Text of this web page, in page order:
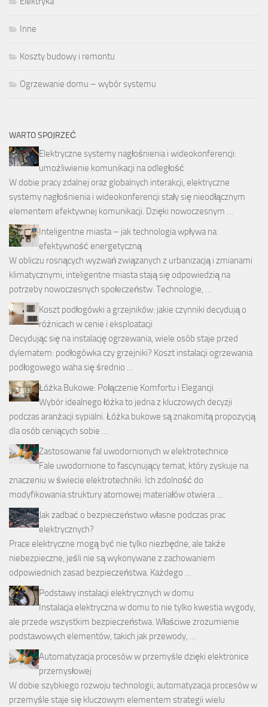
Inne
Koszty budowy i remontu
Ogrzewanie domu – wybór systemu
WARTO SPOJRZEĆ
Elektryczne systemy nagłośnienia i wideokonferencji:
umożliwienie komunikacji na odległość
W dobie pracy zdalnej oraz globalnych interakcji, elektryczne
systemy nagłośnienia i wideokonferencji stały się nieodłącznym
elementem efektywnej komunikacji. Dzięki nowoczesnym …
Inteligentne miasta – jak technologia wpływa na
efektywność energetyczną
W obliczu rosnących wyzwań związanych z urbanizacją i zmianami
klimatycznymi, inteligentne miasta stają się odpowiedzią na
potrzeby nowoczesnych społeczeństw. Technologie, …
Koszt podłogówki a grzejników: jakie czynniki decydują o
różnicach w cenie i eksploatacji
Decydując się na instalację ogrzewania, wiele osób staje przed
dylematem: podłogówka czy grzejniki? Koszt instalacji ogrzewania
podłogowego waha się średnio …
Łóżka Bukowe: Połączenie Komfortu i Elegancji
Wybór idealnego łóżka to jedna z kluczowych decyzji
podczas aranżacji sypialni. Łóżka bukowe są znakomitą propozycją
dla osób ceniących sobie …
Zastosowanie fal uwodornionych w elektrotechnice
Fale uwodornione to fascynujący temat, który zyskuje na
znaczeniu w świecie elektrotechniki. Ich zdolność do
modyfikowania struktury atomowej materiałów otwiera …
Jak zadbać o bezpieczeństwo własne podczas prac
elektrycznych?
Prace elektryczne mogą być nie tylko niezbędne, ale także
niebezpieczne, jeśli nie są wykonywane z zachowaniem
odpowiednich zasad bezpieczeństwa. Każdego …
Podstawy instalacji elektrycznych w domu
Instalacja elektryczna w domu to nie tylko kwestia wygody,
ale przede wszystkim bezpieczeństwa. Właściwe zrozumienie
podstawowych elementów, takich jak przewody, …
Automatyzacja procesów w przemyśle dzięki elektronice
przemysłowej
W dobie szybkiego rozwoju technologii, automatyzacja procesów w
przemyśle staje się kluczowym elementem strategii wielu